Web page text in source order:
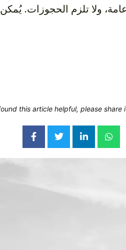
ولا تلزم الحجوزات.
this article helpful, please share